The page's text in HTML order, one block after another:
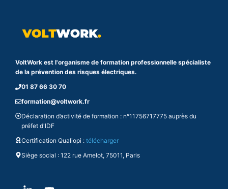
VoltWork est l'organisme de formation professionnelle spécialiste
de la prévention des risques électriques.
01 87 66 30 70
formation@voltwork.fr
Déclaration d’activité de formation : n°11756717775 auprès du
préfet d'IDF
Certification Qualiopi : télécharger
Siège social : 122 rue Amelot, 75011, Paris